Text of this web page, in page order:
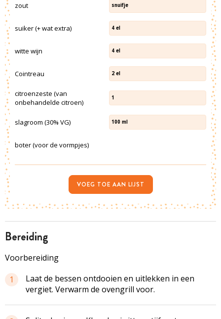
bereiding
Voorbereiding
1
Laat de bessen ontdooien en uitlekken in een
vergiet. Verwarm de ovengrill voor.
zout snuifje
suiker (+ wat extra) 4 el
witte wijn 4 el
Cointreau 2 el
citroenzeste (van
onbehandelde citroen)
1
slagroom (30% VG) 100 ml
boter (voor de vormpjes)
VOEG TOE AAN LIJST